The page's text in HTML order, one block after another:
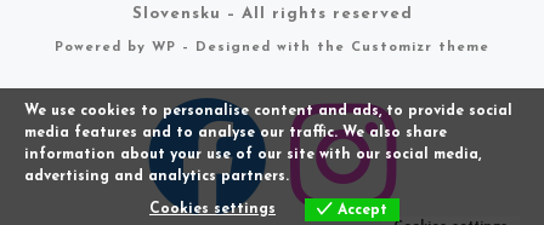
Slovensku
– All rights reserved
Powered by WP – Designed with the Customizr theme
We use cookies to personalise content and ads, to provide social
media features and to analyse our traffic. We also share
information about your use of our site with our social media,
advertising and analytics partners.
Cookies settings Accept